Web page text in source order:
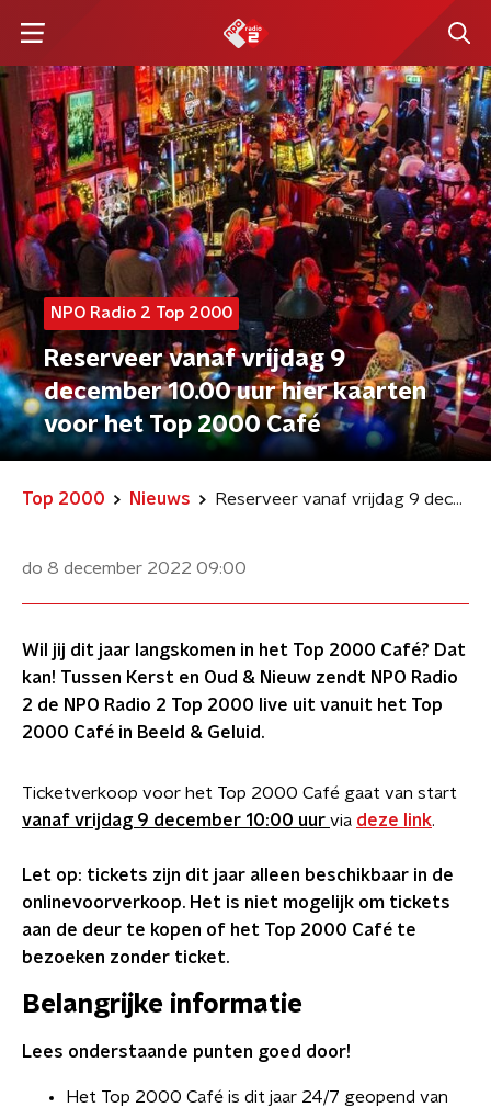
NPO Radio 2 Top 2000
Reserveer vanaf vrijdag 9
december 10.00 uur hier kaarten
voor het Top 2000 Café
Top 2000 Nieuws Reserveer vanaf vrijdag 9 december 10.00 uur hier kaarten voor het Top 2000 Café
do 8 december 2022 09:00
Wil jij dit jaar langskomen in het Top 2000 Café? Dat
kan! Tussen Kerst en Oud & Nieuw zendt NPO Radio
2 de NPO Radio 2 Top 2000 live uit vanuit het Top
2000 Café in Beeld & Geluid.
Ticketverkoop voor het Top 2000 Café gaat van start
vanaf vrijdag 9 december 10:00 uur via deze link.
Let op: tickets zijn dit jaar alleen beschikbaar in de
onlinevoorverkoop. Het is niet mogelijk om tickets
aan de deur te kopen of het Top 2000 Café te
bezoeken zonder ticket.
Belangrijke informatie
Lees onderstaande punten goed door!
Het Top 2000 Café is dit jaar 24/7 geopend van